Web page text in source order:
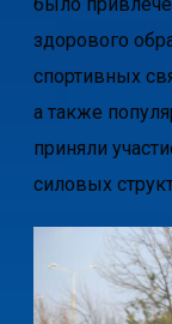
было
здорового
спортивных
а также
приняли
силовых